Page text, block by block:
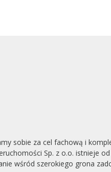
sobie za cel fachową i
Sp. z o.o. istnieje
wśród szerokiego grona